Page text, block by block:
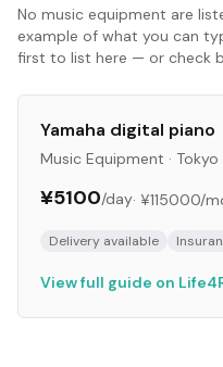
No music equipment are
example of what you can
first to list here — or check
Yamaha digital piano
Music Equipment · Tokyo
¥5100/day· ¥115000/
Delivery available
View full guide on